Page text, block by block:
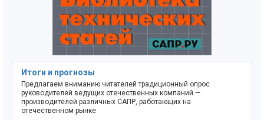
Итоги и прогнозы
Предлагаем вниманию читателей традиционный опрос
руководителей ведущих отечественных компаний —
производителей различных САПР, работающих на
отечественном рынке